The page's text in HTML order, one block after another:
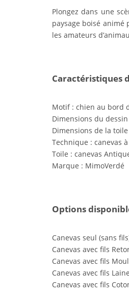
Plongez dans une
paysage boisé animé
les amateurs
Caractéristiques
Motif : chien au bord
Dimensions du
Dimensions de la
Technique : canevas
Toile : canevas
Marque : MimoVerdé
Options
Canevas seul (sans
Canevas avec fils
Canevas avec fils
Canevas avec fils
Canevas avec fils